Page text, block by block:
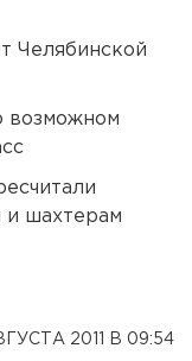
Челябинской
возможном
и шахтерам
2011 В 09:54